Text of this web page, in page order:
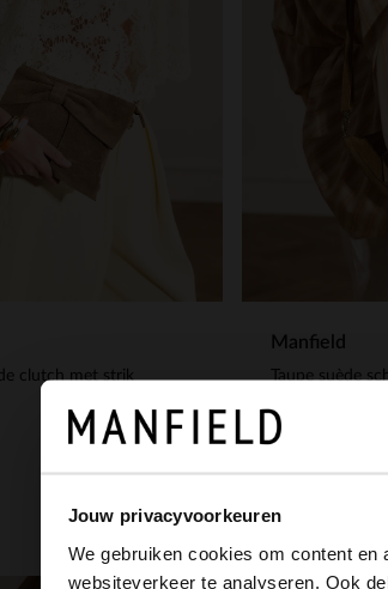
Jouw privacyvoorkeuren
We gebruiken cookies om content
websiteverkeer te analyseren. Ook
clutch met strik
Manfield
Taupe suède
69.99
It